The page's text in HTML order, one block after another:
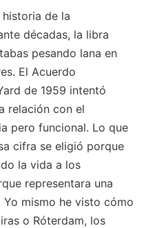
de la
décadas, la libra
pesando lana en
El Acuerdo
de 1959 intentó
relación con el
pero funcional. Lo que
cifra se eligió porque
la vida a los
representara una
mismo he visto cómo
o Róterdam, los